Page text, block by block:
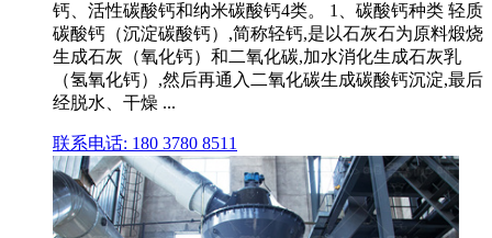
钙、活性碳酸钙和纳米碳酸钙4类。 1、碳酸钙种类 轻质
碳酸钙（沉淀碳酸钙）,简称轻钙,是以石灰石为原料煅烧
生成石灰（氧化钙）和二氧化碳,加水消化生成石灰乳
（氢氧化钙）,然后再通入二氧化碳生成碳酸钙沉淀,最后
经脱水、干燥 ...
联系电话: 180 3780 8511